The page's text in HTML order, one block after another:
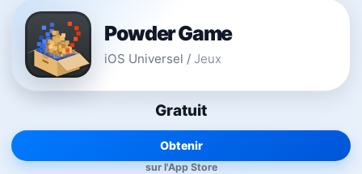
Powder Game
iOS Universel / Jeux
Gratuit
Obtenir
sur l'App Store